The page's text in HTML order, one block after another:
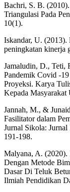
Bachri, S. B.
Triangulasi Pada
10(1).
Iskandar, U. (2013).
peningkatan kinerja
Jamaludin, D., Teti,
Pandemik Covid -
Proyeksi. Karya
Kepada
Jannah, M., &
Fasilitator dalam
Jurnal Sikola:
191-198.
Malyana, A. (2020).
Dengan Metode
Dasar Di Teluk
Ilmiah Pendidikan